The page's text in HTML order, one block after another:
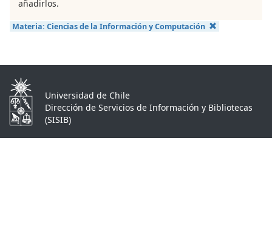
añadirlos.
Materia: Ciencias de la Información y Computación
Universidad de Chile
Dirección de Servicios de Información y Bibliotecas
(SISIB)